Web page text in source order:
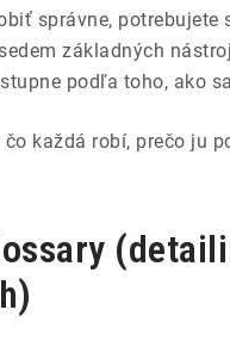
správne,
základných
podľa toho, ako
každá robí, prečo ju